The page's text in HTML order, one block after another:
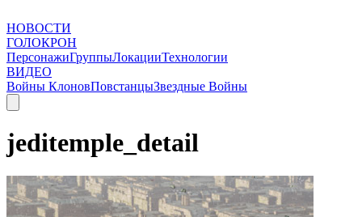
НОВОСТИ
ГОЛОКРОН
ПерсонажиГруппыЛокацииТехнологии
ВИДЕО
Войны КлоновПовстанцыЗвездные Войны
jeditemple_detail